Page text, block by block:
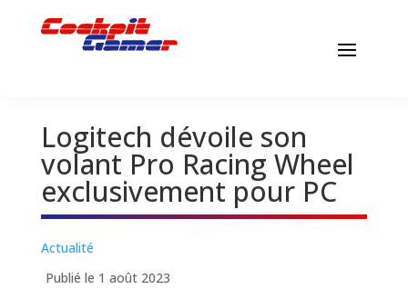
Logitech dévoile son
volant Pro Racing Wheel
exclusivement pour PC
Actualité
Publié le 1 août 2023